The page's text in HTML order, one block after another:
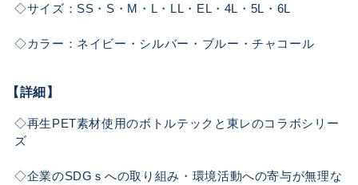
◇サイズ：SS・S・M・L・LL・EL・4L・5L・6L
◇カラー：ネイビー・シルバー・ブルー・チャコール
【詳細】
◇再生PET素材使用のボトルテックと東レのコラボシリー
ズ
◇企業のSDGｓへの取り組み・環境活動への寄与が無理な